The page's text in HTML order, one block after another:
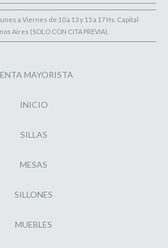
a Viernes de 10 a 13 y 15 a 17 Hs. Capital
Aires (SOLO CON CITA PREVIA).
MAYORISTA
INICIO
SILLAS
MESAS
SILLONES
MUEBLES